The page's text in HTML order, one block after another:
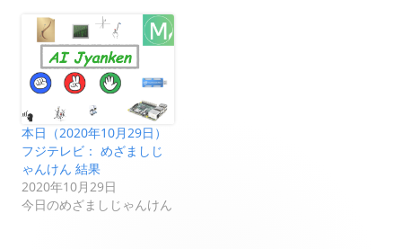
本日（2020年10月29日）
フジテレビ： めざましじ
ゃんけん 結果
2020年10月29日
今日のめざましじゃんけん